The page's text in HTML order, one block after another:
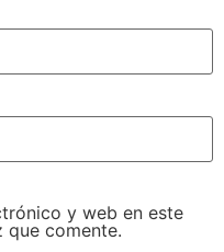
y web en este
que comente.